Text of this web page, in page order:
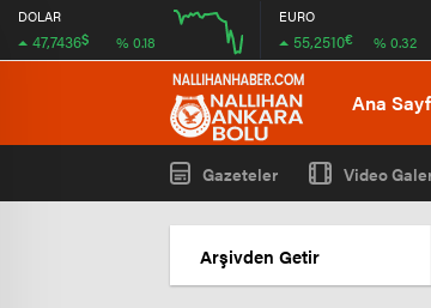
DOLAR
47,7436$ % 0.18
12:00 16:00
EURO
55,2510€ % 0.32
Ana
Gazeteler Video